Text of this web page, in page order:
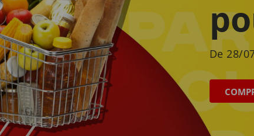
De 28/
Recolha grátis
+50 000 produtos